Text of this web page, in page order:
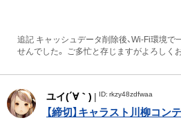
追記 キャッシュデータ削除後、Wi-Fi環境で
せんでした。 ご多忙と存じますがよろしく
ユイ(´∀｀) | ID: rkzy48zdfwaa
【締切】キャラスト川柳コン